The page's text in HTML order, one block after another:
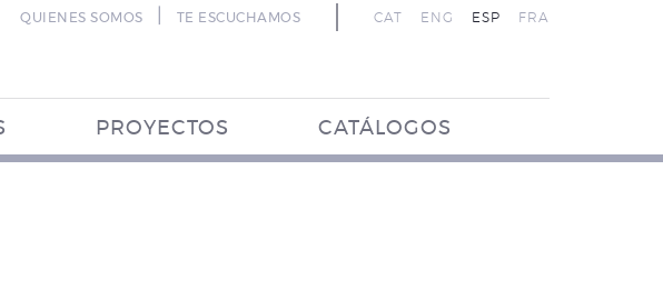
CAT ENG ESP FRA
QUIENES SOMOS TE ESCUCHAMOS
PROYECTOS CATÁLOGOS